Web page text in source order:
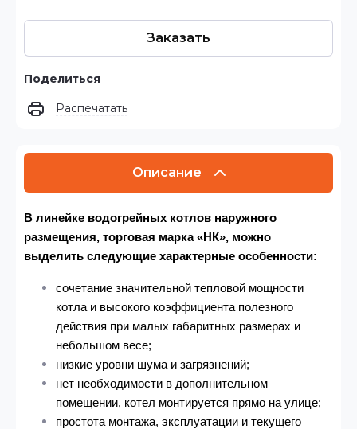
Заказать
Поделиться
Распечатать
Описание
В линейке водогрейных котлов наружного
размещения, торговая марка «НК», можно
выделить следующие характерные особенности:
сочетание значительной тепловой мощности
котла и высокого коэффициента полезного
действия при малых габаритных размерах и
небольшом весе;
низкие уровни шума и загрязнений;
нет необходимости в дополнительном
помещении, котел монтируется прямо на улице;
простота монтажа, эксплуатации и текущего